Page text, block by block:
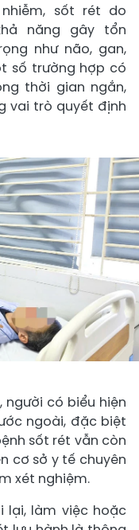
sốt rét do
năng gây tổn
như não, gan,
số trường hợp có
thời gian ngắn,
vai trò quyết định
người có biểu hiện
ngoài, đặc biệt
sốt rét vẫn còn
cơ sở y tế chuyên
xét nghiệm.
lại, làm việc hoặc